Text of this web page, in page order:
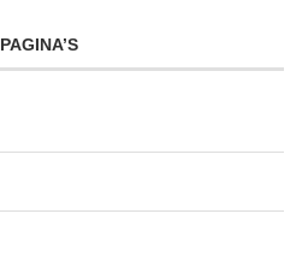
PAGINA’S